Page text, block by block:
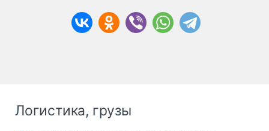
Логистика, грузы